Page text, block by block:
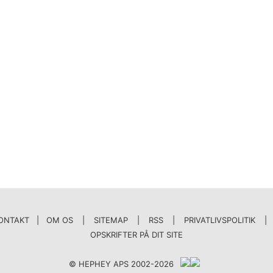
| OM OS SITEMAP RSS PRIVATLIVSPOLITIK
OPSKRIFTER PÅ DIT SITE
© HEPHEY APS 2002-2026